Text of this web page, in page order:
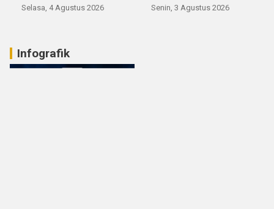
Selasa, 4 Agustus 2026 Senin, 3 Agustus 2026
Infografik